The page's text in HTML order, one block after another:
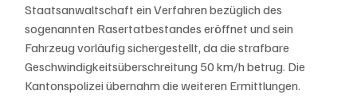
Staatsanwaltschaft ein Verfahren bezüglich des
sogenannten Rasertatbestandes eröffnet und sein
Fahrzeug vorläufig sichergestellt, da die strafbare
Geschwindigkeitsüberschreitung 50 km/h betrug. Die
Kantonspolizei übernahm die weiteren Ermittlungen.